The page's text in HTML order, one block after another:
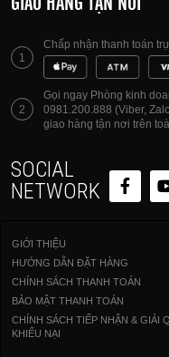
1
Chấp nhận thanh toán
2
Gọi ngay Phòng kinh
0981.200.888 (Viber,
giao hàng tận nơi trên
SOCIAL
NETWORK
GIỚI THIỆU
HƯỚNG DẪN ĐẶT HÀNG
CHÍNH SÁCH THANH TOÁN
BẢO MẬT THANH TOÁN
CHÍNH SÁCH TIẾP NHẬN & GIẢI
KHIẾU NẠI